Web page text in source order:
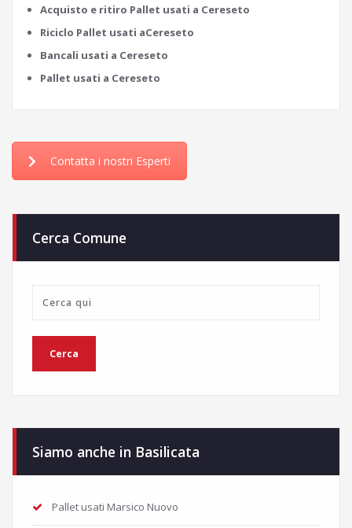
Acquisto e ritiro Pallet usati a Cereseto
Riciclo Pallet usati aCereseto
Bancali usati a Cereseto
Pallet usati a Cereseto
Contatta i nostri Esperti
Cerca Comune
Siamo anche in Basilicata
Pallet usati Marsico Nuovo